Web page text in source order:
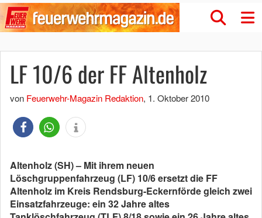
LF 10/6 der FF Altenholz
von Feuerwehr-Magazin Redaktion, 1. Oktober 2010
Altenholz (SH) – Mit ihrem neuen
Löschgruppenfahrzeug (LF) 10/6 ersetzt die FF
Altenholz im Kreis Rendsburg-Eckernförde gleich zwei
Einsatzfahrzeuge: ein 32 Jahre altes